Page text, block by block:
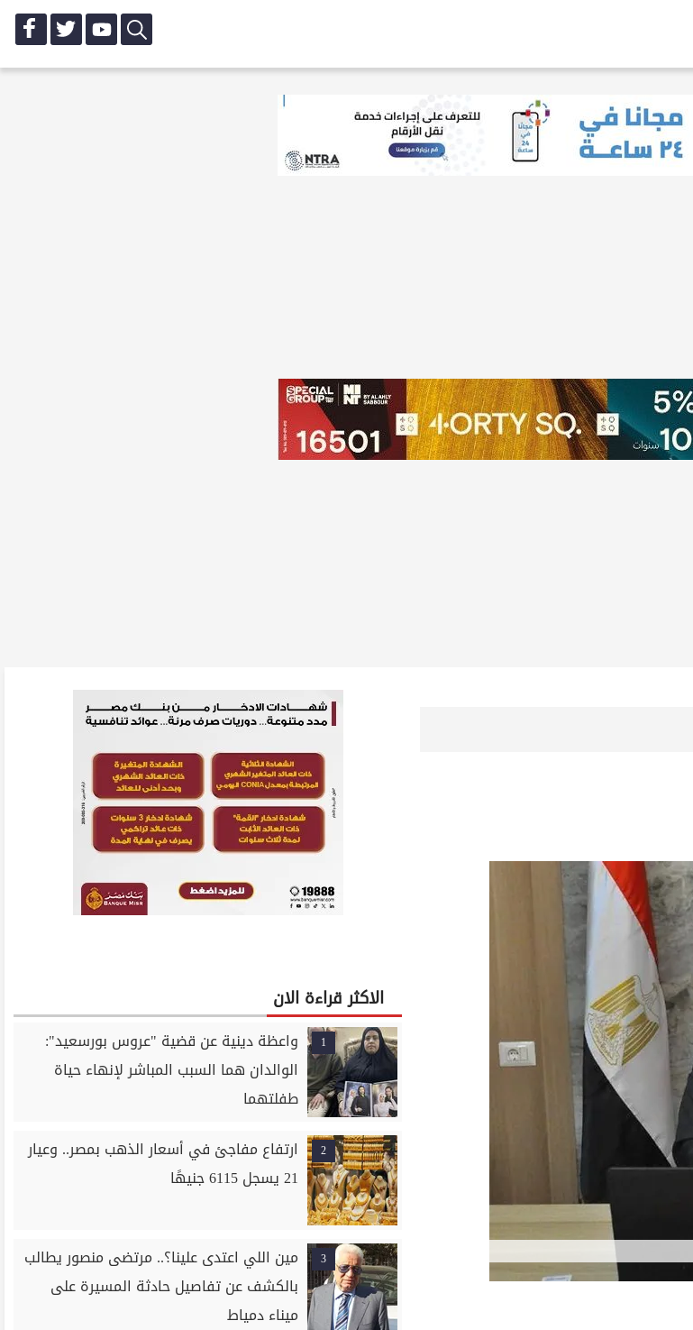
الاكثر قراءة الان
1
واعظة دينية عن قضية "عروس بورسعيد":
الوالدان هما السبب المباشر لإنهاء حياة
طفلتهما
2
ارتفاع مفاجئ في أسعار الذهب بمصر.. وعيار
21 يسجل 6115 جنيهًا
3
مين اللي اعتدى علينا؟.. مرتضى منصور يطالب
بالكشف عن تفاصيل حادثة المسيرة على
ميناء دمياط